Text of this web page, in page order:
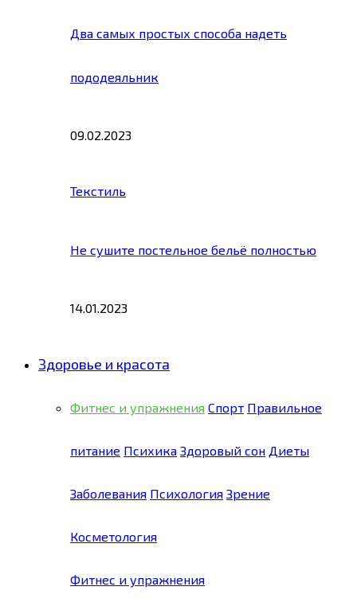
Два самых простых способа надеть
пододеяльник
09.02.2023
Текстиль
Не сушите постельное бельё полностью
14.01.2023
Здоровье и красота
Фитнес и упражнения Спорт Правильное
питание Психика Здоровый сон Диеты
Заболевания Психология Зрение
Косметология
Фитнес и упражнения